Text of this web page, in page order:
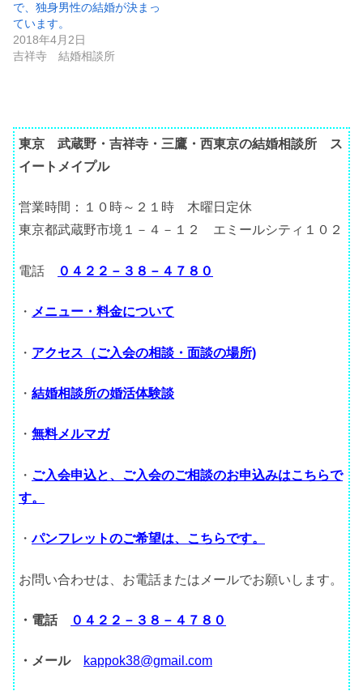
で、独身男性の結婚が決まっ
ています。
2018年4月2日
吉祥寺 結婚相談所
東京 武蔵野・吉祥寺・三鷹・西東京の結婚相談所 ス
イートメイプル
営業時間：１０時～２１時 木曜日定休
東京都武蔵野市境１－４－１２ エミールシティ１０２
電話 ０４２２－３８－４７８０
・ メニュー・料金について
・ アクセス（ご入会の相談・面談の場所)
・ 結婚相談所の婚活体験談
・ 無料メルマガ
・ ご入会申込と、ご入会のご相談のお申込みはこちらで
す。
・パンフレットのご希望は、こちらです。
お問い合わせは、お電話またはメールでお願いします。
・電話 ０４２２－３８－４７８０
・メール kappok38@gmail.com